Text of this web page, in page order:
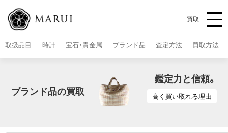
買取
取扱品目 時計 宝石・貴金属 ブランド品 査定方法 買取方法
ブランド品の買取 高く買い取れる理由